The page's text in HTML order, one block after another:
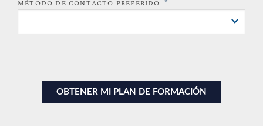
MÉTODO DE CONTACTO PREFERIDO